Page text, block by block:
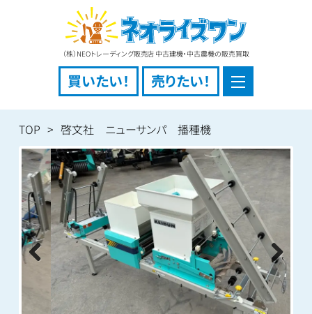
（株）NEOトレーディング販売店 中古建機・中古農機の販売買取
買いたい！ 売りたい！
TOP 啓文社 ニューサンパ 播種機
Previous Next